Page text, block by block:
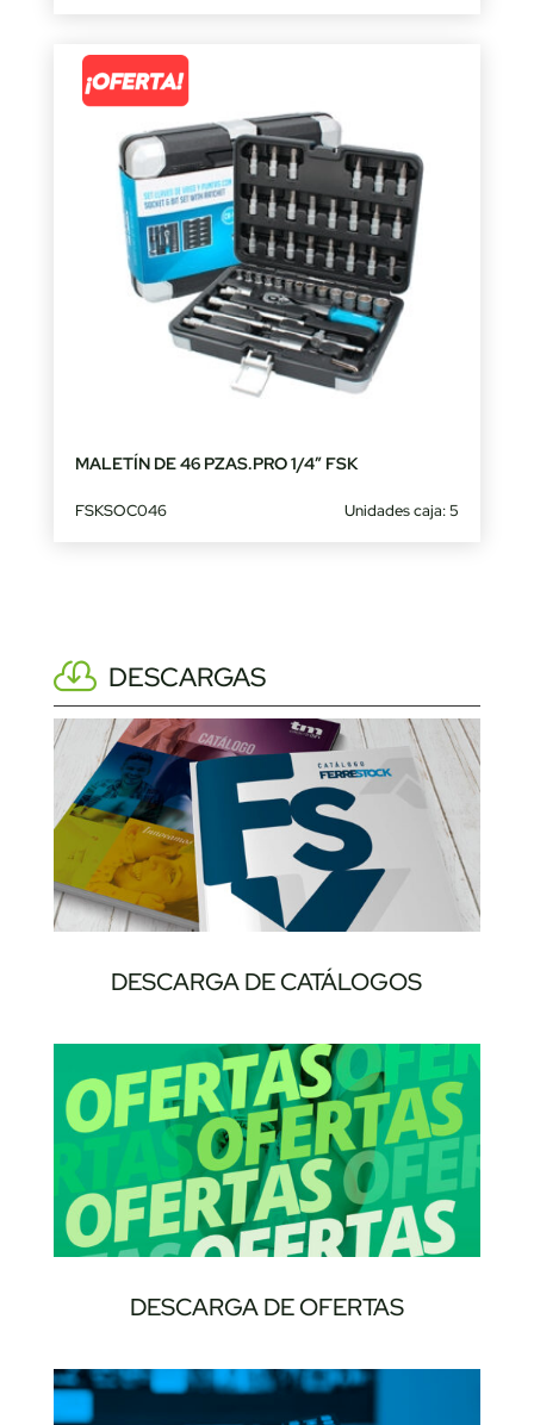
MALETÍN DE 46 PZAS.PRO 1/4″ FSK
FSKSOC046 Unidades caja: 5
DESCARGAS
DESCARGA DE CATÁLOGOS
DESCARGA DE OFERTAS